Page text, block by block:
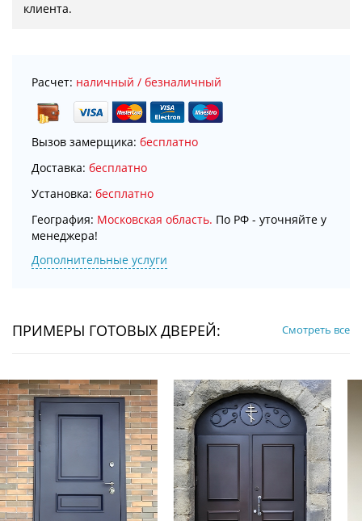
клиента.
Расчет: наличный / безналичный
Вызов замерщика: бесплатно
Доставка: бесплатно
Установка: бесплатно
География: Московская область. По РФ - уточняйте у
менеджера!
Дополнительные услуги
ПРИМЕРЫ ГОТОВЫХ ДВЕРЕЙ: Смотреть все